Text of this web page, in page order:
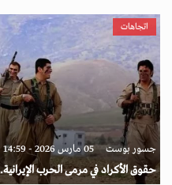
اتجاهات
جسور بوست 05 مارس 2026 - 14:59
حقوق الأكراد في مرمى الحرب